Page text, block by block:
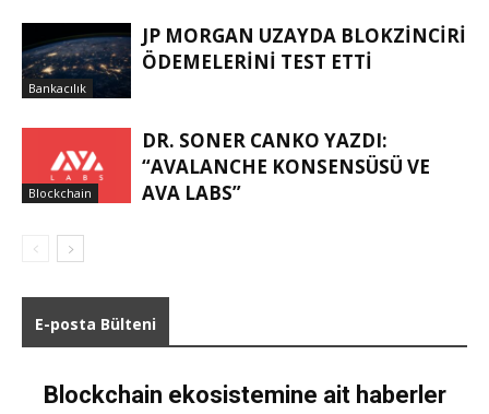
Bankacılık
JP MORGAN UZAYDA BLOKZINCIRI
ÖDEMELERINI TEST ETTI
Blockchain
DR. SONER CANKO YAZDI:
“AVALANCHE KONSENSÜSÜ VE
AVA LABS”
E-posta Bülteni
Blockchain ekosistemine ait haberler